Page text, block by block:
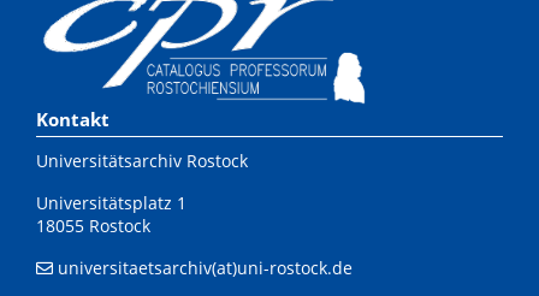
Kontakt
Universitätsarchiv Rostock
Universitätsplatz 1
18055 Rostock
universitaetsarchiv(at)uni-rostock.de